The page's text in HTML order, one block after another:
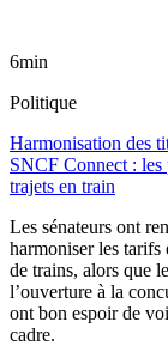
6min
Politique
Harmonisation des
SNCF Connect : les
trajets en train
Les sénateurs ont
harmoniser les tarifs
de trains, alors que
l’ouverture à la
ont bon espoir de
cadre.